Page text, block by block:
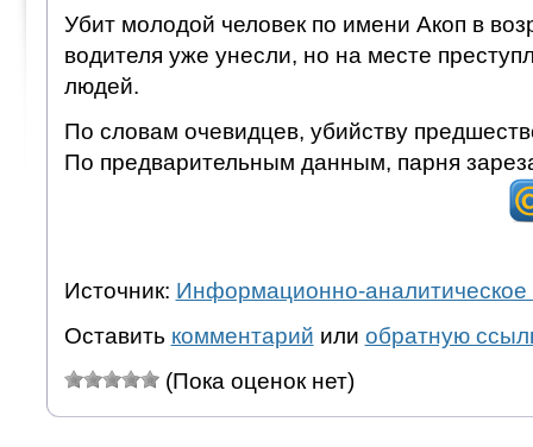
Убит молодой человек по имени Акоп в
водителя уже унесли, но на месте
людей.
По словам очевидцев, убийству
По предварительным данным, парня
Источник: Информационно-аналитическое
Оставить комментарий или обратную
(Пока оценок нет)